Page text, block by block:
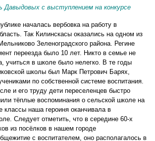
Давыдовых с выступлением на конкурсе
началась вербовка на работу в
Так Килинскасы оказались на одном из
Зеленоградского района. Регине
переезда было 10 лет. Никто в семье не
учиться в школе было нелегко. В те годы
школы был Марк Петрович Барях,
по собственной системе воспитания.
и его труду дети переселенцев быстро
тёплые воспоминания о сельской школе на
наша героиня оканчивала в
Следует отметить, что в середине 60-х
из посёлков в нашем городе
с воспитателем, оно располагалось в